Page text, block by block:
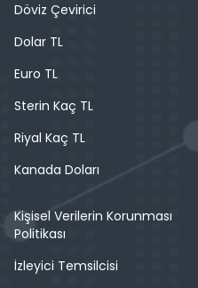
Döviz Çevirici
Dolar TL
Euro TL
Sterin Kaç TL
Riyal Kaç TL
Kanada Doları
Kişisel Verilerin Korunması
Politikası
İzleyici Temsilcisi